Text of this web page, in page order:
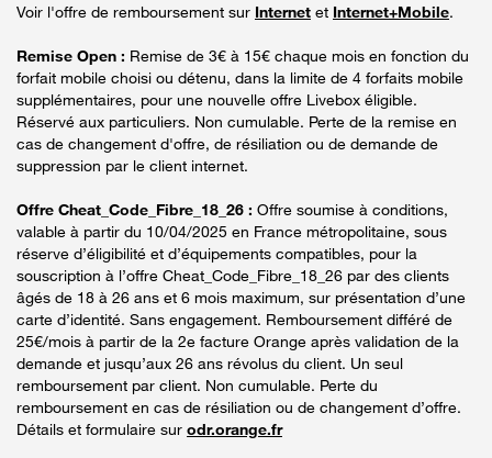
Voir l'offre de remboursement sur Internet et Internet+Mobile.
Remise Open : Remise de 3€ à 15€ chaque mois en fonction du
forfait mobile choisi ou détenu, dans la limite de 4 forfaits mobile
supplémentaires, pour une nouvelle offre Livebox éligible.
Réservé aux particuliers. Non cumulable. Perte de la remise en
cas de changement d'offre, de résiliation ou de demande de
suppression par le client internet.
Offre Cheat_Code_Fibre_18_26 : Offre soumise à conditions,
valable à partir du 10/04/2025 en France métropolitaine, sous
réserve d’éligibilité et d’équipements compatibles, pour la
souscription à l’offre Cheat_Code_Fibre_18_26 par des clients
âgés de 18 à 26 ans et 6 mois maximum, sur présentation d’une
carte d’identité. Sans engagement. Remboursement différé de
25€/mois à partir de la 2e facture Orange après validation de la
demande et jusqu’aux 26 ans révolus du client. Un seul
remboursement par client. Non cumulable. Perte du
remboursement en cas de résiliation ou de changement d’offre.
Détails et formulaire sur odr.orange.fr